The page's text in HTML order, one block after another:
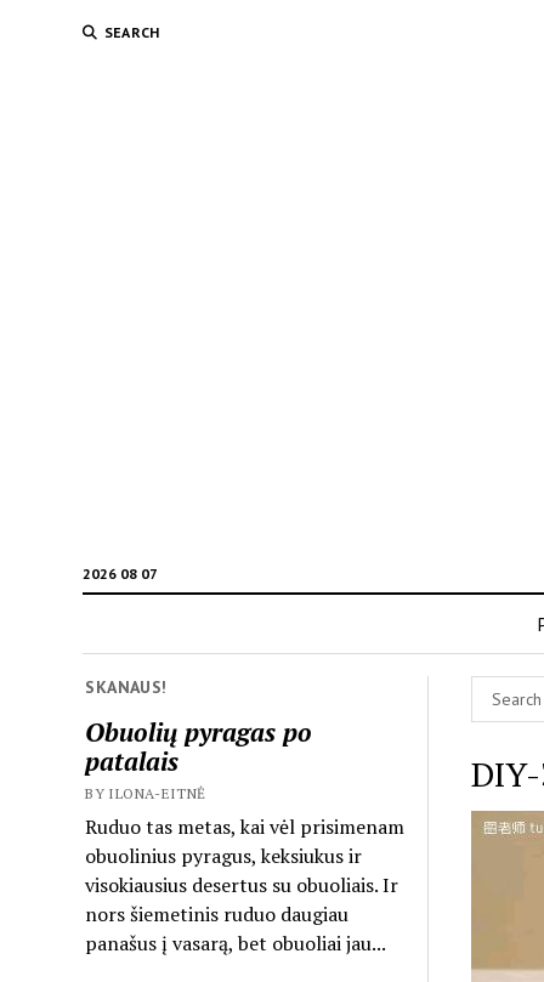
SEARCH
2026 08 07
SKANAUS!
Obuolių pyragas po
patalais
BY ILONA-EITNĖ
Ruduo tas metas, kai vėl prisimenam
obuolinius pyragus, keksiukus ir
visokiausius desertus su obuoliais. Ir
nors šiemetinis ruduo daugiau
panašus į vasarą, bet obuoliai jau...